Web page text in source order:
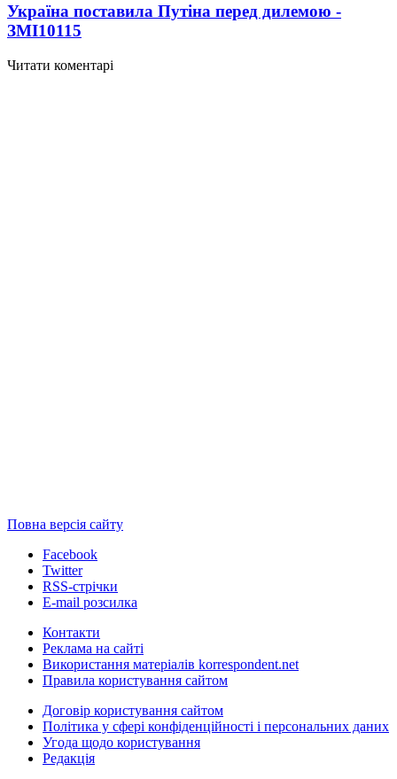
Україна поставила Путіна перед дилемою -
ЗМІ10115
Читати коментарі
Повна версія сайту
Facebook
Twitter
RSS-стрічки
E-mail розсилка
Контакти
Реклама на сайті
Використання матеріалів korrespondent.net
Правила користування сайтом
Договір користування сайтом
Політика у сфері конфіденційності і персональних даних
Угода щодо користування
Редакція